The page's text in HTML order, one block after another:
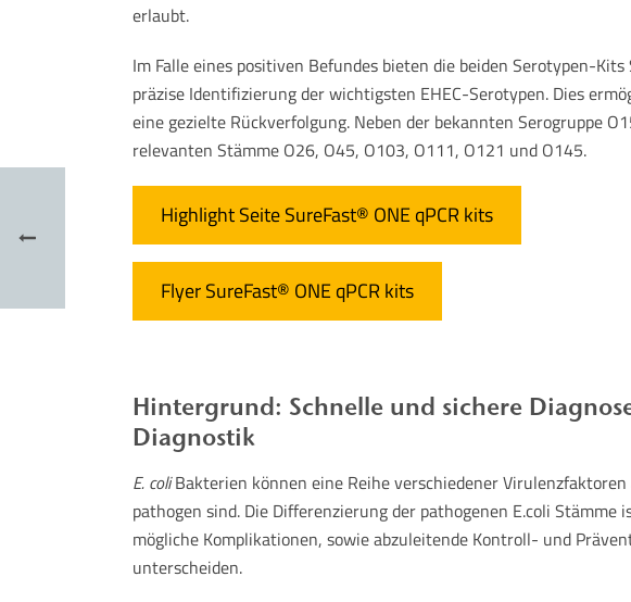
erlaubt.
Im Falle eines positiven Befundes bieten die beiden Serotypen-
präzise Identifizierung der wichtigsten EHEC-Serotypen. Dies
eine gezielte Rückverfolgung. Neben der bekannten Serogruppe
relevanten Stämme O26, O45, O103, O111, O121 und O145.
Highlight Seite SureFast® ONE qPCR kits
Flyer SureFast® ONE qPCR kits
Hintergrund: Schnelle und sichere
Diagnostik
E. coliBakterien können eine Reihe verschiedener
pathogen sind. Die Differenzierung der pathogenen E.coli
mögliche Komplikationen, sowie abzuleitende Kontroll- und
unterscheiden.